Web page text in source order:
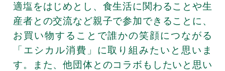
適塩をはじめとし、食生活に関わることや生
産者との交流など親子で参加できることに、
お買い物することで誰かの笑顔につながる
「エシカル消費」に取り組みたいと思いま
す。また、他団体とのコラボもしたいと思い